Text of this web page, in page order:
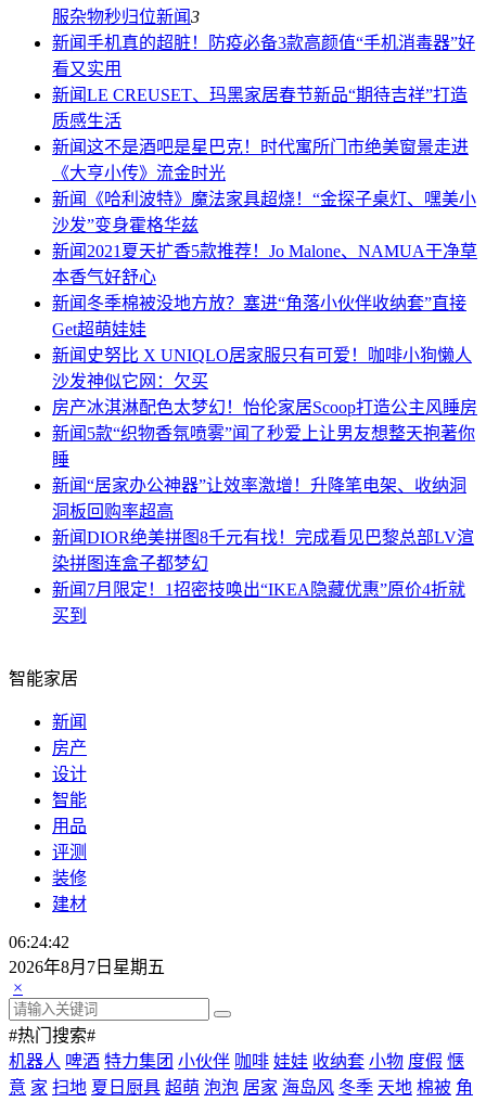
服杂物秒归位新闻3
新闻手机真的超脏！防疫必备3款高颜值“手机消毒器”好
看又实用
新闻LE CREUSET、玛黑家居春节新品“期待吉祥”打造
质感生活
新闻这不是酒吧是星巴克！时代寓所门市绝美窗景走进
《大亨小传》流金时光
新闻
《哈利波特》魔法家具超烧！“金探子桌灯、嘿美小
沙发”变身霍格华兹
新闻 2021夏天扩香5款推荐！Jo Malone、NAMUA干净草
本香气好舒心
新闻 冬季棉被没地方放？塞进“角落小伙伴收纳套”直接
Get超萌娃娃
新闻 史努比 X UNIQLO居家服只有可爱！咖啡小狗懒人
沙发神似它网：欠买
房产冰淇淋配色太梦幻！怡伦家居Scoop打造公主风睡房
新闻 5款“织物香氛喷雾”闻了秒爱上让男友想整天抱著你
睡
新闻“居家办公神器”让效率激增！升降笔电架、收纳洞
洞板回购率超高
新闻DIOR绝美拼图8千元有找！完成看见巴黎总部LV渲
染拼图连盒子都梦幻
新闻 7月限定！1招密技唤出“IKEA隐藏优惠”原价4折就
买到
智能家居
新闻
房产
设计
智能
用品
评测
装修
建材
06:24:43
2026年8月7日星期五
×
#热门搜索#
机器人 啤酒 特力集团 小伙伴 咖啡 娃娃 收纳套 小物 度假 惬
意 家 扫地 夏日厨具 超萌 泡泡 居家 海岛风 冬季 天地 棉被 角